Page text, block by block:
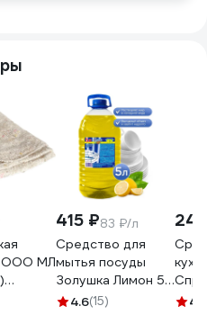
ООО МЛ
серая,
415 ₽83 ₽/л
Средство для
мытья посуды
Золушка Лимон 5
л бутылка ПЭТ
4.6(15) 4